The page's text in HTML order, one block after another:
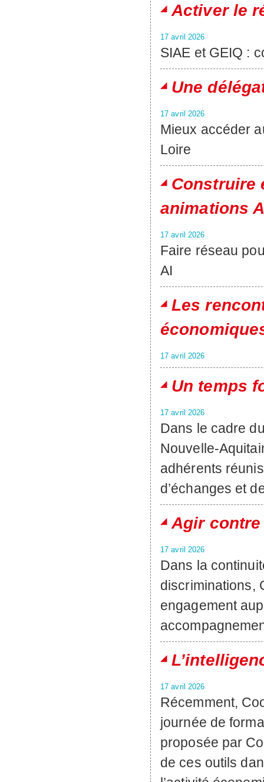
Activer le
17 avril 2026
SIAE et GEIQ :
Une
17 avril 2026
Mieux accéder
Loire
Construire
animations
17 avril 2026
Faire réseau
AI
Les
17 avril 2026
Un temps
17 avril 2026
Dans le cadre
Nouvelle-
adhérents
d’échanges et
Agir
17 avril 2026
Dans la
discriminations,
engagement
17 avril 2026
Récemment,
journée de
proposée par
de ces outils